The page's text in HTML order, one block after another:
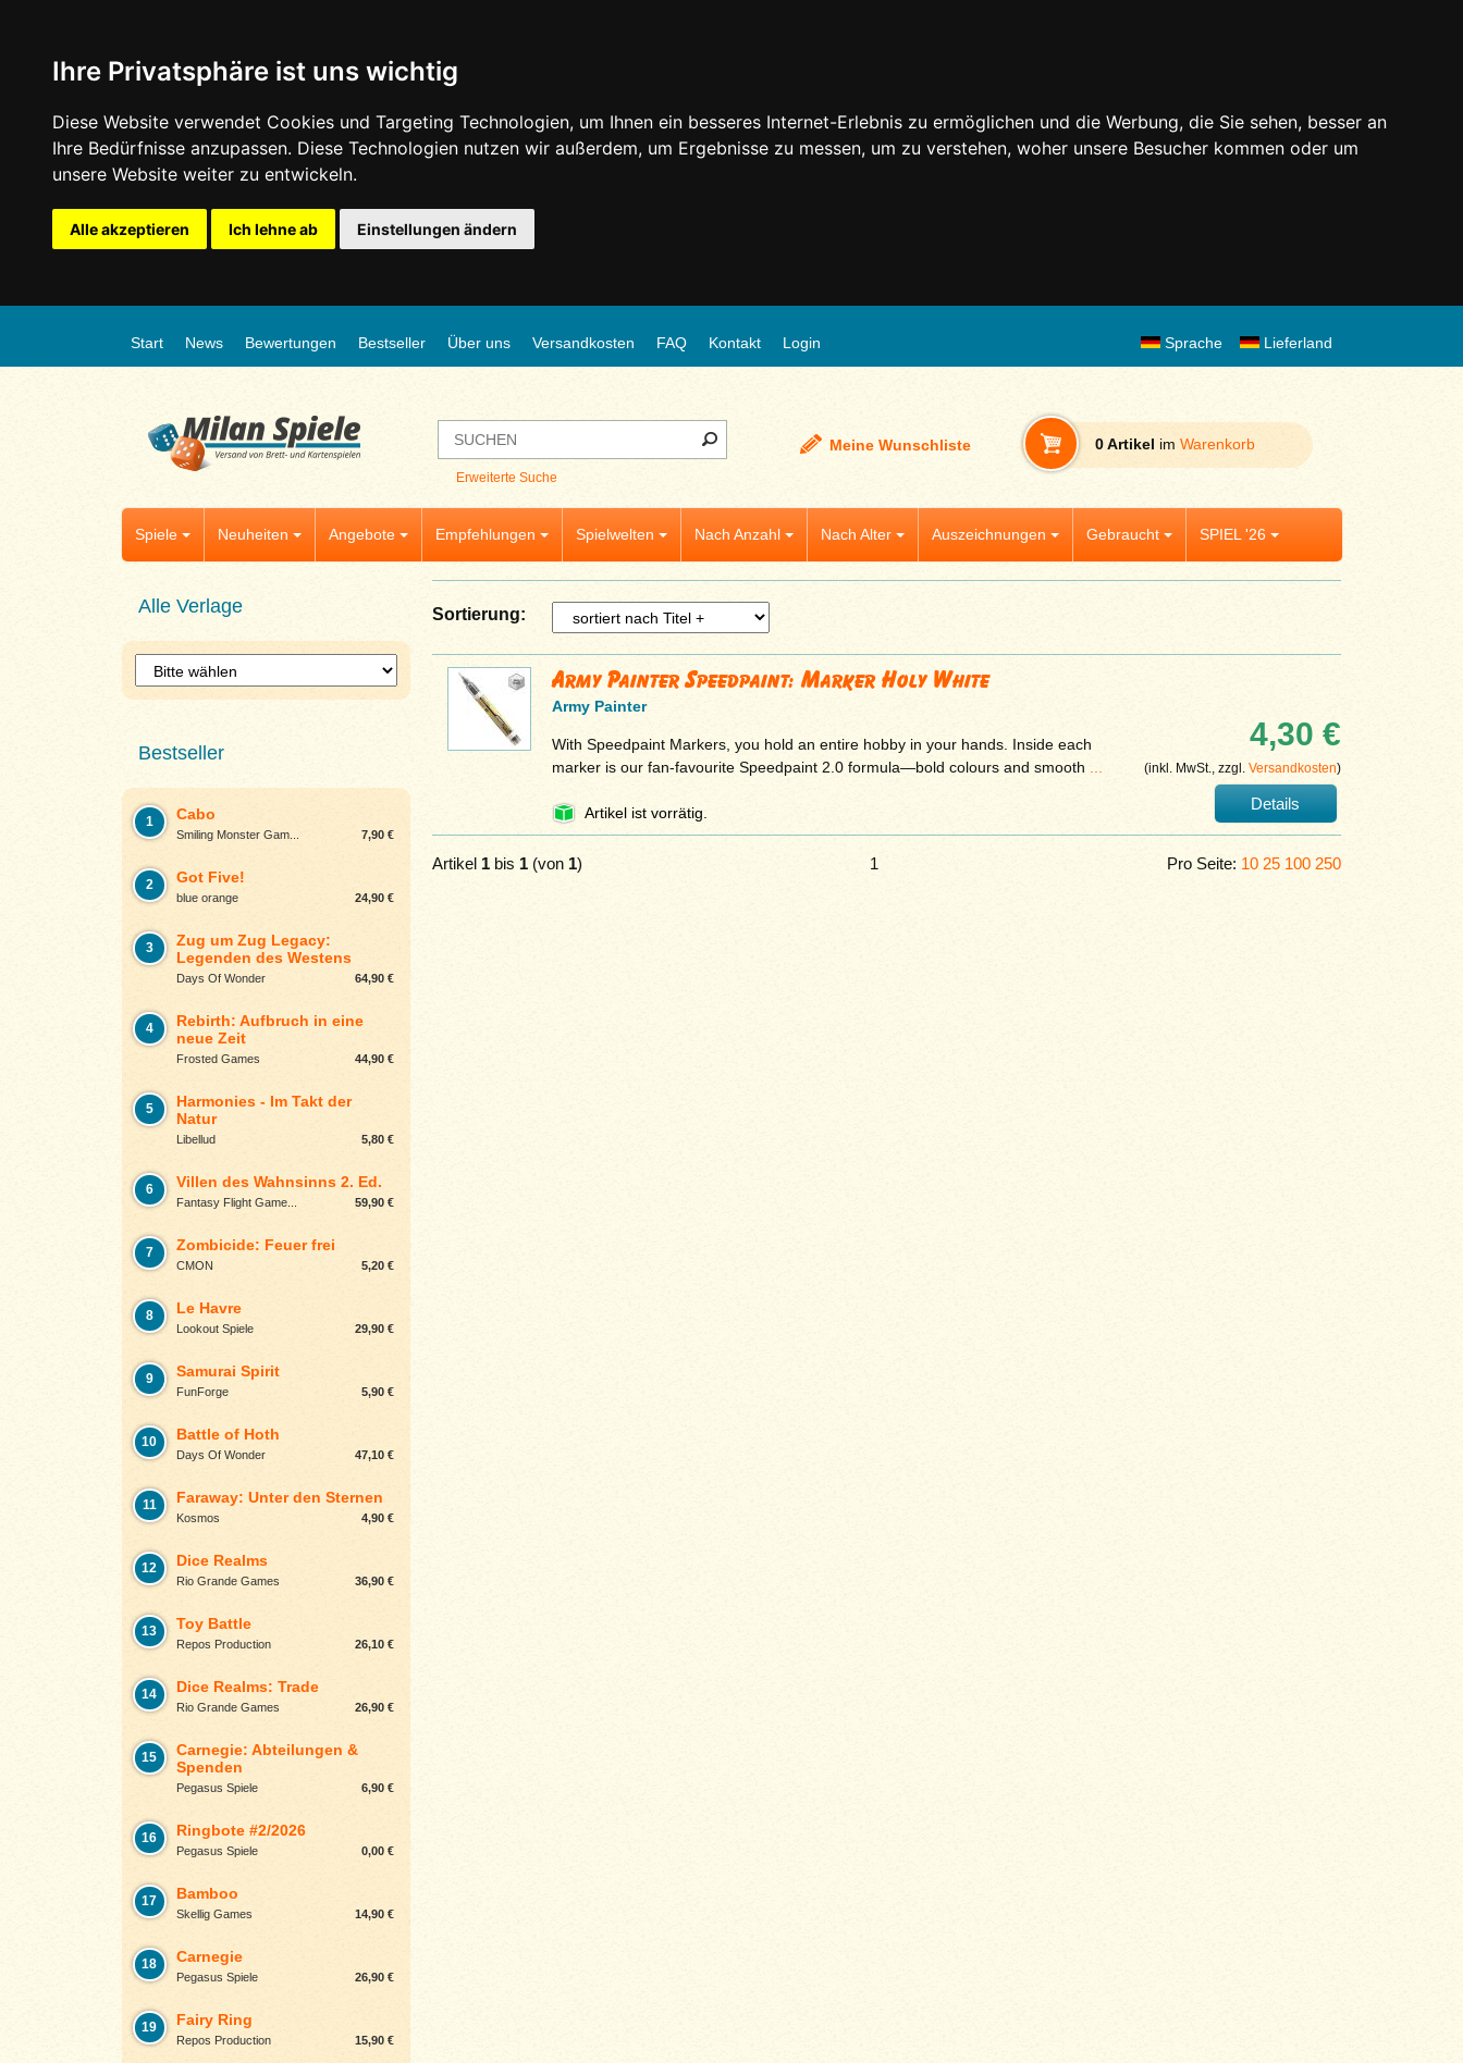
Ihre Privatsphäre ist uns wichtig
Diese Website verwendet Cookies und Targeting Technologien, um Ihnen ein besseres Internet-Erlebnis zu ermöglichen und die Werbung, die Sie sehen, besser an
Ihre Bedürfnisse anzupassen. Diese Technologien nutzen wir außerdem, um Ergebnisse zu messen, um zu verstehen, woher unsere Besucher kommen oder um
unsere Website weiter zu entwickeln.
Alle akzeptieren Ich lehne ab Einstellungen ändern
Start News Bewertungen Bestseller Über uns Versandkosten FAQ Kontakt Login Lieferland
Sprache
Erweiterte Suche
Meine Wunschliste 0 Artikel im Warenkorb
Spiele Neuheiten Angebote Empfehlungen Spielwelten Nach Anzahl Nach Alter Auszeichnungen Gebraucht SPIEL '26
Alle Verlage
Bestseller
1 Cabo
Smiling Monster Gam... 7,90 €
2 Got Five!
blue orange 24,90 €
3
Zug um Zug Legacy:
Legenden des Westens
Days Of Wonder 64,90 €
4
Rebirth: Aufbruch in eine
neue Zeit
Frosted Games 44,90 €
5
Harmonies - Im Takt der
Natur
Libellud 5,80 €
6 Villen des Wahnsinns 2. Ed.
Fantasy Flight Game... 59,90 €
7 Zombicide: Feuer frei
CMON 5,20 €
8 Le Havre
Lookout Spiele 29,90 €
9 Samurai Spirit
FunForge 5,90 €
10 Battle of Hoth
Days Of Wonder 47,10 €
11 Faraway: Unter den Sternen
Kosmos 4,90 €
12 Dice Realms
Rio Grande Games 36,90 €
13 Toy Battle
Repos Production 26,10 €
14 Dice Realms: Trade
Rio Grande Games 26,90 €
15
Carnegie: Abteilungen &
Spenden
Pegasus Spiele 6,90 €
16 Ringbote #2/2026
Pegasus Spiele 0,00 €
17 Bamboo
Skellig Games 14,90 €
18 Carnegie
Pegasus Spiele 26,90 €
19 Fairy Ring
Repos Production 15,90 €
Sortierung:
Army Painter Speedpaint: Marker Holy White
Army Painter
With Speedpaint Markers, you hold an entire hobby in your hands. Inside each
marker is our fan-favourite Speedpaint 2.0 formula—bold colours and smooth
Artikel ist vorrätig.
4,30 €
(inkl. MwSt., zzgl. Versandkosten)
Details
Artikel 1bis 1(von 1) Pro Seite: 10 25 100 250
1